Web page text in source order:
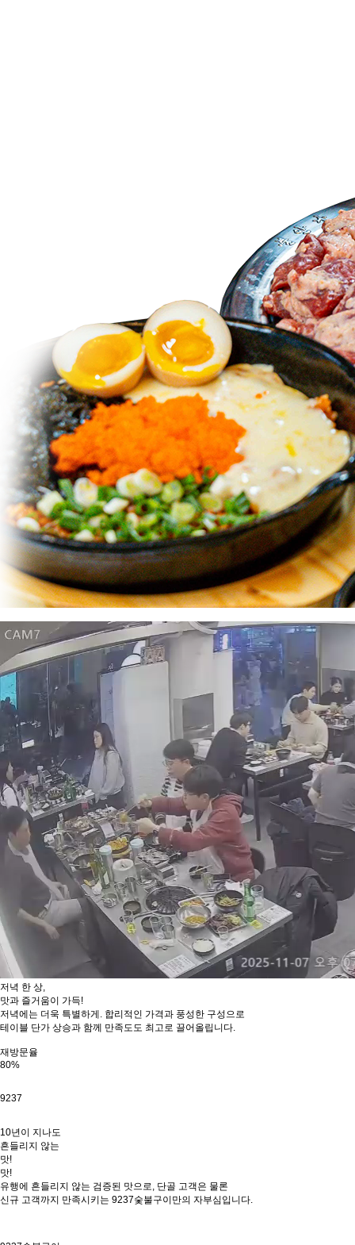
저녁 한 상,
맛과 즐거움이 가득!
저녁에는 더욱 특별하게. 합리적인 가격과 풍성한 구성으로
테이블 단가 상승과 함께 만족도도 최고로 끌어올립니다.
재방문율
80%
9237
10년이 지나도
흔들리지 않는
맛!
맛!
유행에 흔들리지 않는 검증된 맛으로, 단골 고객은 물론
신규 고객까지 만족시키는 9237숯불구이만의 자부심입니다.